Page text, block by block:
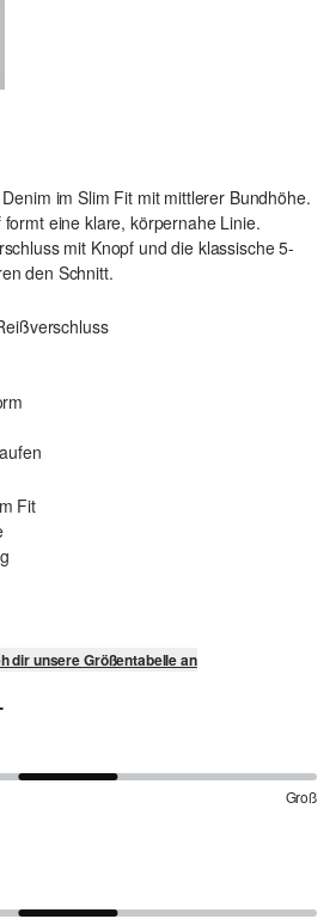
im Slim Fit mit mittlerer Bundhöhe.
eine klare, körpernahe Linie.
mit Knopf und die klassische 5-
den Schnitt.
Fit
dir unsere Größentabelle an
Groß